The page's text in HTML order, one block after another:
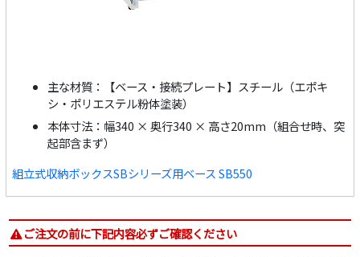
主な材質：【ベース・接続プレート】スチール（エポキ
シ・ポリエステル粉体塗装）
本体寸法：幅340 × 奥行340 × 高さ20mm（組合せ時、突
起部含まず）
組立式収納ボックスSBシリーズ用ベース SB550
ご注文の前に下記内容必ずご確認ください